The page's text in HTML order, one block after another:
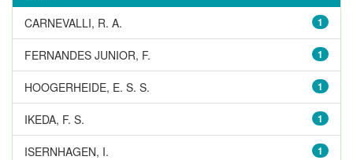
1
CARNEVALLI, R. A.
1
FERNANDES JUNIOR, F.
1
HOOGERHEIDE, E. S. S.
1
IKEDA, F. S.
1
ISERNHAGEN, I.